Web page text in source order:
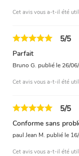
Cet avis vous a-t-il été
5/5
Parfait
Bruno G. publié le 26/
Cet avis vous a-t-il été
5/5
Conforme sans
paul Jean M. publié le
Cet avis vous a-t-il été